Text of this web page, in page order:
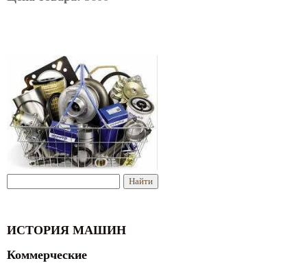
ИСТОРИЯ МАШИН
Коммерческие